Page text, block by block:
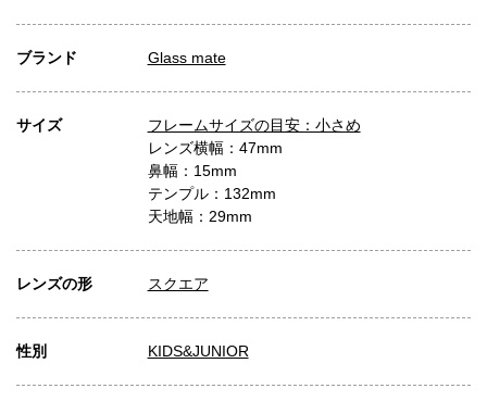
ブランド Glass mate
サイズ
フレームサイズの目安：小さめ
レンズ横幅：47mm
鼻幅：15mm
テンプル：132mm
天地幅：29mm
レンズの形 スクエア
性別 KIDS&JUNIOR